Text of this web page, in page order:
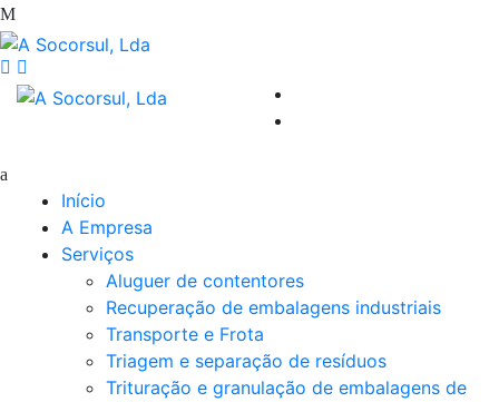
Início
A Empresa
Serviços
Aluguer de contentores
Recuperação de embalagens industriais
Transporte e Frota
Triagem e separação de resíduos
Trituração e granulação de embalagens de